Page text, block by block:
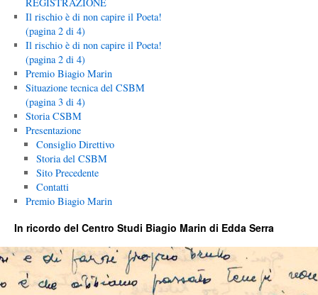
Il rischio è di non capire il Poeta!
(pagina 2 di 4)
Il rischio è di non capire il Poeta!
(pagina 2 di 4)
Premio Biagio Marin
Situazione tecnica del CSBM
(pagina 3 di 4)
Storia CSBM
Presentazione
Consiglio Direttivo
Storia del CSBM
Sito Precedente
Contatti
Premio Biagio Marin
In ricordo del Centro Studi Biagio Marin di Edda Serra